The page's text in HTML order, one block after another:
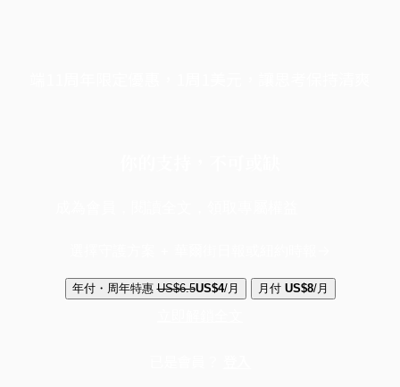
年付・周年特惠 US$6.5US$4/月 月付 US$8/月